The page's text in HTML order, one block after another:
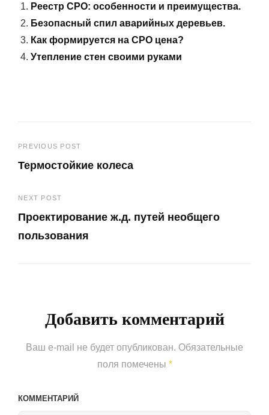
Реестр СРО: особенности и преимущества.
Безопасный спил аварийных деревьев.
Как формируется на СРО цена?
Утепление стен своими руками
Навигация
по
записям
PREVIOUS POST
Термостойкие колеса
Post
NEXT POST
Проектирование ж.д. путей необщего
пользования
Добавить комментарий
Ваш e-mail не будет опубликован. Обязательные
поля помечены *
КОММЕНТАРИЙ